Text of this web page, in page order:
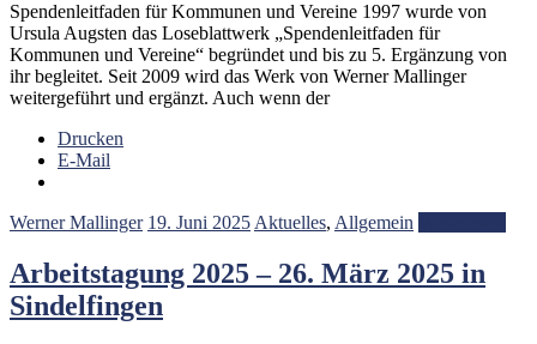
Spendenleitfaden für Kommunen und Vereine 1997 wurde von
Ursula Augsten das Loseblattwerk „Spendenleitfaden für
Kommunen und Vereine“ begründet und bis zu 5. Ergänzung von
ihr begleitet. Seit 2009 wird das Werk von Werner Mallinger
weitergeführt und ergänzt. Auch wenn der
Drucken
E-Mail
Werner Mallinger 19. Juni 2025 Aktuelles, Allgemein
Arbeitstagung 2025 – 26. März 2025 in
Sindelfingen